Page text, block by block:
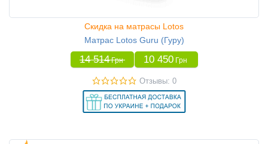
Скидка на матрасы Lotos
Матрас Lotos Guru (Гуру)
14 514 Грн 10 450 Грн
Отзывы: 0